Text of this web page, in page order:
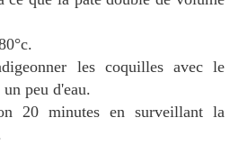
les coquilles avec le
peu d'eau.
20 minutes en surveillant la